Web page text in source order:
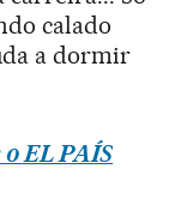
calado
a dormir
EL PAÍS